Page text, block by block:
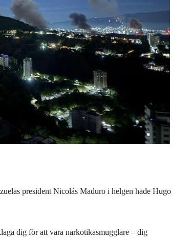
president Nicolás Maduro i helgen hade Hugo
dig för att vara narkotikasmugglare – dig